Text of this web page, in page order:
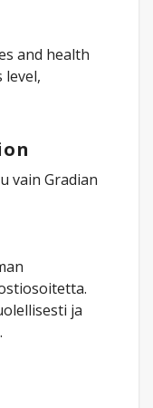
and health
level,
vain Gradian
ja